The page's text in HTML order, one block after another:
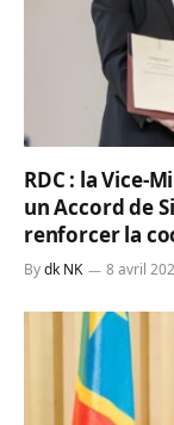
RDC : la Vice-
un Accord de
renforcer la
Bydk NK 8 avril